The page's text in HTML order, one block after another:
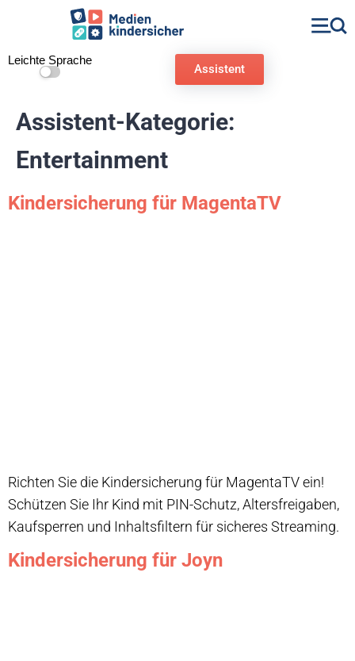
Leichte Sprache
Assistent
Assistent-Kategorie:
Entertainment
Kindersicherung für MagentaTV
Richten Sie die Kindersicherung für MagentaTV ein!
Schützen Sie Ihr Kind mit PIN-Schutz, Altersfreigaben,
Kaufsperren und Inhaltsfiltern für sicheres Streaming.
Kindersicherung für Joyn